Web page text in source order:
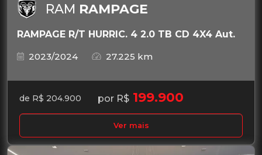
RAM RAMPAGE
RAMPAGE R/T HURRIC. 4 2.0 TB CD 4X4 Aut.
2023/2024
27.225 km
de R$ 204.900 por R$ 199.900
Ver mais